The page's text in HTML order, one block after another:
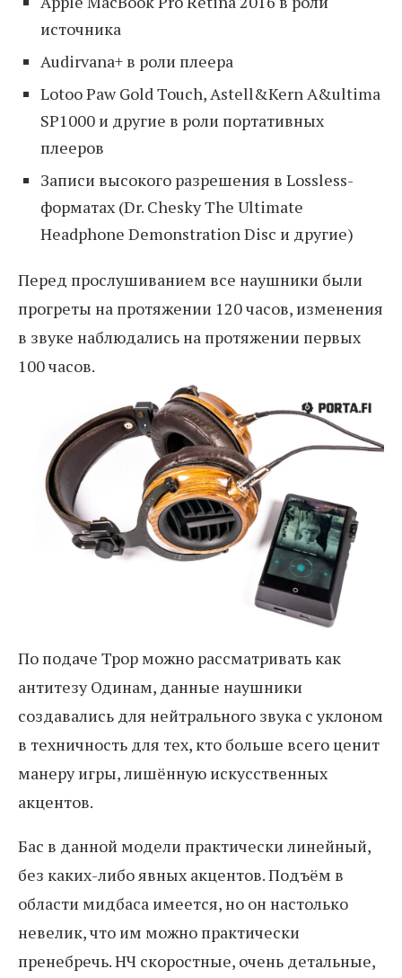
источника
Audirvana+ в роли плеера
Lotoo Paw Gold Touch, Astell&Kern A&ultima
SP1000 и другие в роли портативных
плееров
Записи высокого разрешения в Lossless-
форматах (Dr. Chesky The Ultimate
Headphone Demonstration Disc и другие)
Перед прослушиванием все наушники были
прогреты на протяжении 120 часов, изменения
в звуке наблюдались на протяжении первых
100 часов.
По подаче Трор можно рассматривать как
антитезу Одинам, данные наушники
создавались для нейтрального звука с уклоном
в техничность для тех, кто больше всего ценит
манеру игры, лишённую искусственных
акцентов.
Бас в данной модели практически линейный,
без каких-либо явных акцентов. Подъём в
области мидбаса имеется, но он настолько
невелик, что им можно практически
пренебречь. НЧ скоростные, очень детальные,